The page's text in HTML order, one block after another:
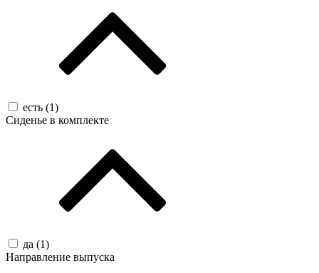
есть (1)
Сиденье в комплекте
да (1)
Направление выпуска